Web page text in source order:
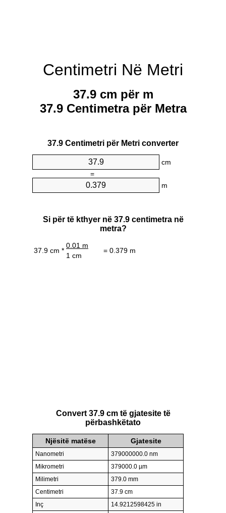
Centimetri Në Metri
37.9 cm për m
37.9 Centimetra për Metra
37.9 Centimetri për Metri converter
cm
=
m
Si për të kthyer në 37.9 centimetra në
metra?
37.9 cm *
0.01 m
= 0.379 m
1 cm
Convert 37.9 cm të gjatesite të
përbashkëtato
Njësitë matëse Gjatesite
Nanometri
379000000.0 nm
Mikrometri
379000.0 µm
Milimetri
379.0 mm
Centimetri
37.9 cm
Inç
14.9212598425 in